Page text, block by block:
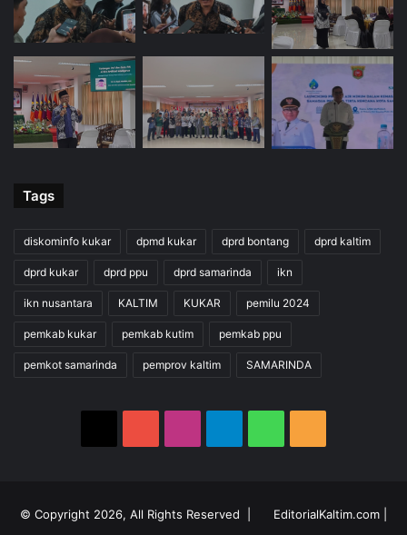
Tags
diskominfo kukar dpmd kukar dprd bontang dprd kaltim
dprd kukar dprd ppu dprd samarinda ikn
ikn nusantara KALTIM KUKAR pemilu 2024
pemkab kukar pemkab kutim pemkab ppu
pemkot samarinda pemprov kaltim SAMARINDA
© Copyright 2026, All Rights Reserved | EditorialKaltim.com